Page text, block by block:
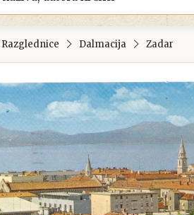
Razglednice Dalmacija Zadar